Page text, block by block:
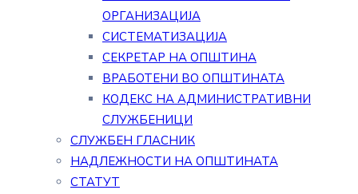
ОРГАНИЗАЦИЈА
СИСТЕМАТИЗАЦИЈА
СЕКРЕТАР НА ОПШТИНА
ВРАБОТЕНИ ВО ОПШТИНАТА
КОДЕКС НА АДМИНИСТРАТИВНИ
СЛУЖБЕНИЦИ
СЛУЖБЕН ГЛАСНИК
НАДЛЕЖНОСТИ НА ОПШТИНАТА
СТАТУТ